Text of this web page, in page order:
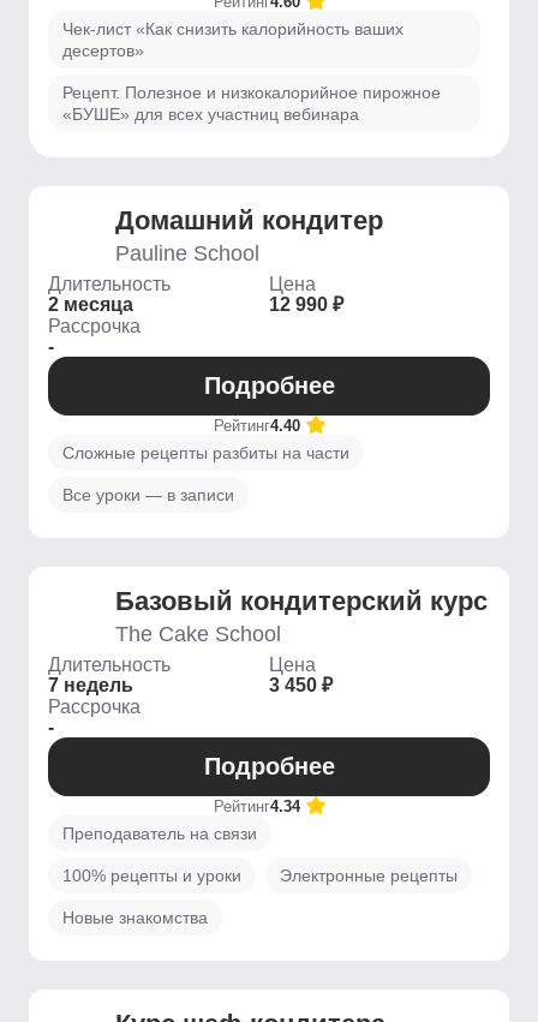
Чек-лист «Как снизить калорийность ваших
десертов»
Рецепт. Полезное и низкокалорийное пирожное
«БУШЕ» для всех участниц вебинара
Домашний кондитер
Pauline School
Длительность
2 месяца
Цена
12 990 ₽
Рассрочка
-
Подробнее
Рейтинг4.40
Сложные рецепты разбиты на части
Все уроки — в записи
Базовый кондитерский курс
The Cake School
Длительность
7 недель
Цена
3 450 ₽
Рассрочка
-
Подробнее
Рейтинг4.34
Преподаватель на связи
100% рецепты и уроки Электронные рецепты
Новые знакомства